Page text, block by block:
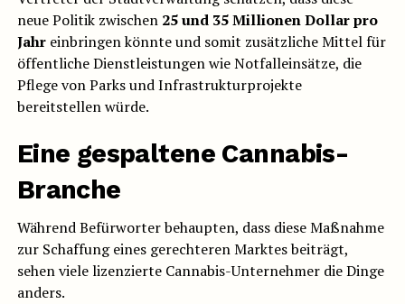
neue Politik zwischen 25 und 35 Millionen Dollar pro
Jahreinbringen könnte und somit zusätzliche Mittel für
öffentliche Dienstleistungen wie Notfalleinsätze, die
Pflege von Parks und Infrastrukturprojekte
bereitstellen würde.
Eine gespaltene Cannabis-
Branche
Während Befürworter behaupten, dass diese Maßnahme
zur Schaffung eines gerechteren Marktes beiträgt,
sehen viele lizenzierte Cannabis-Unternehmer die Dinge
anders.